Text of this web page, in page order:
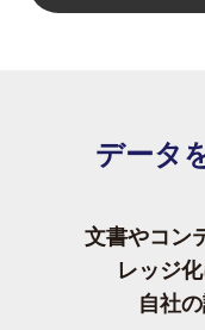
データ
文書やコン
レッジ
自社